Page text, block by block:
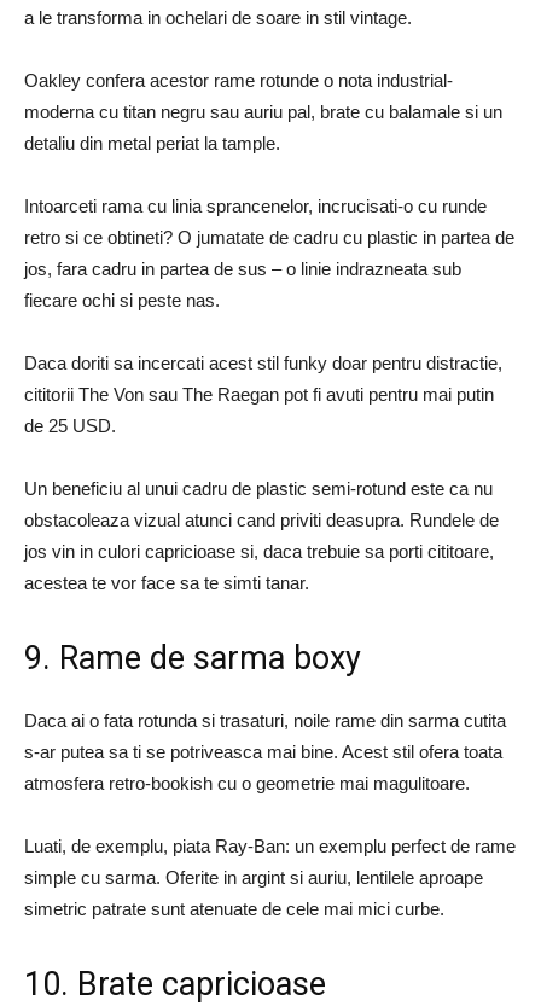
a le transforma in ochelari de soare in stil vintage.
Oakley confera acestor rame rotunde o nota industrial-
moderna cu titan negru sau auriu pal, brate cu balamale si un
detaliu din metal periat la tample.
Intoarceti rama cu linia sprancenelor, incrucisati-o cu runde
retro si ce obtineti? O jumatate de cadru cu plastic in partea de
jos, fara cadru in partea de sus – o linie indrazneata sub
fiecare ochi si peste nas.
Daca doriti sa incercati acest stil funky doar pentru distractie,
cititorii The Von sau The Raegan pot fi avuti pentru mai putin
de 25 USD.
Un beneficiu al unui cadru de plastic semi-rotund este ca nu
obstacoleaza vizual atunci cand priviti deasupra. Rundele de
jos vin in culori capricioase si, daca trebuie sa porti cititoare,
acestea te vor face sa te simti tanar.
9. Rame de sarma boxy
Daca ai o fata rotunda si trasaturi, noile rame din sarma cutita
s-ar putea sa ti se potriveasca mai bine. Acest stil ofera toata
atmosfera retro-bookish cu o geometrie mai magulitoare.
Luati, de exemplu, piata Ray-Ban: un exemplu perfect de rame
simple cu sarma. Oferite in argint si auriu, lentilele aproape
simetric patrate sunt atenuate de cele mai mici curbe.
10. Brate capricioase